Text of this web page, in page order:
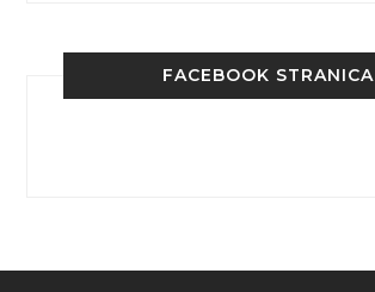
FACEBOOK STRANICA